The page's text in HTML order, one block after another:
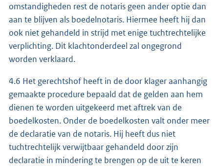
omstandigheden rest de notaris geen ander optie dan
aan te blijven als boedelnotaris. Hiermee heeft hij dan
ook niet gehandeld in strijd met enige tuchtrechtelijke
verplichting. Dit klachtonderdeel zal ongegrond
worden verklaard.
4.6 Het gerechtshof heeft in de door klager aanhangig
gemaakte procedure bepaald dat de gelden aan hem
dienen te worden uitgekeerd met aftrek van de
boedelkosten. Onder de boedelkosten valt onder meer
de declaratie van de notaris. Hij heeft dus niet
tuchtrechtelijk verwijtbaar gehandeld door zijn
declaratie in mindering te brengen op de uit te keren